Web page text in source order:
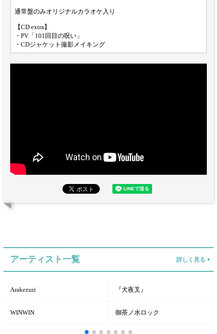
通常盤のみオリジナルカラオケ入り
【CD extra】
・PV「101回目の呪い」
・CDジャケット撮影メイキング
アーティスト一覧 詳しく見る
Arakezuri 『犬夜叉』
WINWIN 御茶ノ水ロック